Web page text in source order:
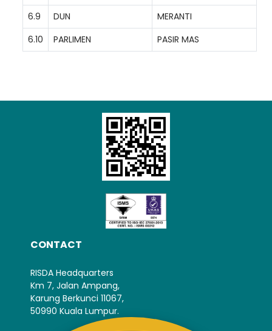
6.9
DUN
MERANTI
6.10
PARLIMEN PASIR MAS
CONTACT
RISDA Headquarters
Km 7, Jalan Ampang,
Karung Berkunci 11067,
50990 Kuala Lumpur.